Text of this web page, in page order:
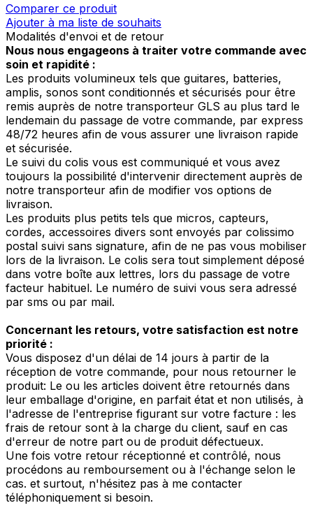
Comparer ce produit
Ajouter à ma liste de souhaits
Modalités d'envoi et de retour
Nous nous engageons à traiter votre commande avec
soin et rapidité :
Les produits volumineux tels que guitares, batteries,
amplis, sonos sont conditionnés et sécurisés pour être
remis auprès de notre transporteur GLS au plus tard le
lendemain du passage de votre commande, par express
48/72 heures afin de vous assurer une livraison rapide
et sécurisée.
Le suivi du colis vous est communiqué et vous avez
toujours la possibilité d'intervenir directement auprès de
notre transporteur afin de modifier vos options de
livraison.
Les produits plus petits tels que micros, capteurs,
cordes, accessoires divers sont envoyés par colissimo
postal suivi sans signature, afin de ne pas vous mobiliser
lors de la livraison. Le colis sera tout simplement déposé
dans votre boîte aux lettres, lors du passage de votre
facteur habituel. Le numéro de suivi vous sera adressé
par sms ou par mail.
Concernant les retours, votre satisfaction est notre
priorité :
Vous disposez d'un délai de 14 jours à partir de la
réception de votre commande, pour nous retourner le
produit: Le ou les articles doivent être retournés dans
leur emballage d'origine, en parfait état et non utilisés, à
l'adresse de l'entreprise figurant sur votre facture : les
frais de retour sont à la charge du client, sauf en cas
d'erreur de notre part ou de produit défectueux.
Une fois votre retour réceptionné et contrôlé, nous
procédons au remboursement ou à l'échange selon le
cas. et surtout, n'hésitez pas à me contacter
téléphoniquement si besoin.